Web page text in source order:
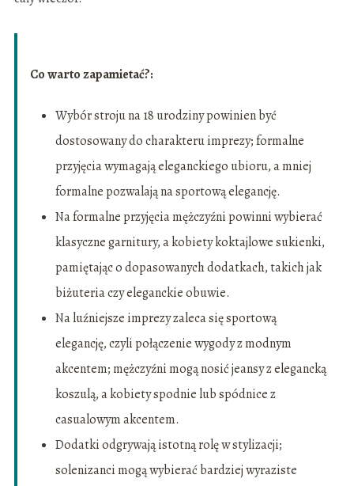
Co warto zapamietać?:
Wybór stroju na 18 urodziny powinien być
dostosowany do charakteru imprezy; formalne
przyjęcia wymagają eleganckiego ubioru, a mniej
formalne pozwalają na sportową elegancję.
Na formalne przyjęcia mężczyźni powinni wybierać
klasyczne garnitury, a kobiety koktajlowe sukienki,
pamiętając o dopasowanych dodatkach, takich jak
biżuteria czy eleganckie obuwie.
Na luźniejsze imprezy zaleca się sportową
elegancję, czyli połączenie wygody z modnym
akcentem; mężczyźni mogą nosić jeansy z elegancką
koszulą, a kobiety spodnie lub spódnice z
casualowym akcentem.
Dodatki odgrywają istotną rolę w stylizacji;
solenizanci mogą wybierać bardziej wyraziste